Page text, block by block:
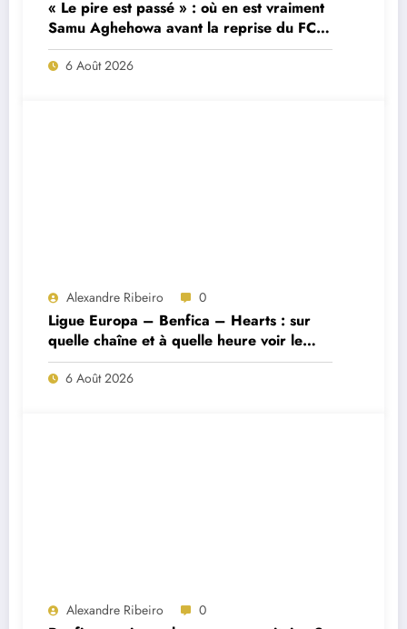
« Le pire est passé » : où en est vraiment
Samu Aghehowa avant la reprise du FC
Porto ?
6 Août 2026
Alexandre Ribeiro 0
Ligue Europa – Benfica – Hearts : sur
quelle chaîne et à quelle heure voir le
match ?
6 Août 2026
Alexandre Ribeiro 0